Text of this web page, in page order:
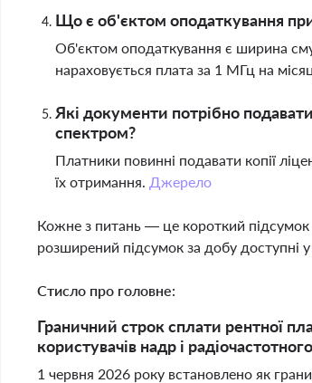
Що є об'єктом оподаткування
Об'єктом оподаткування є ширина
нараховується плата за 1 МГц на
Які документи потрібно
спектром?
Платники повинні подавати копії
їх отримання. Джерело
Кожне з питань — це короткий
розширений підсумок за добу доступні у
Стисло про головне:
Граничний строк сплати рентної
користувачів надр і
1 червня 2026 року встановлено як